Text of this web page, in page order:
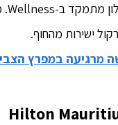
ישירות מהחוף.
מרגיעה במפרץ
Hilton